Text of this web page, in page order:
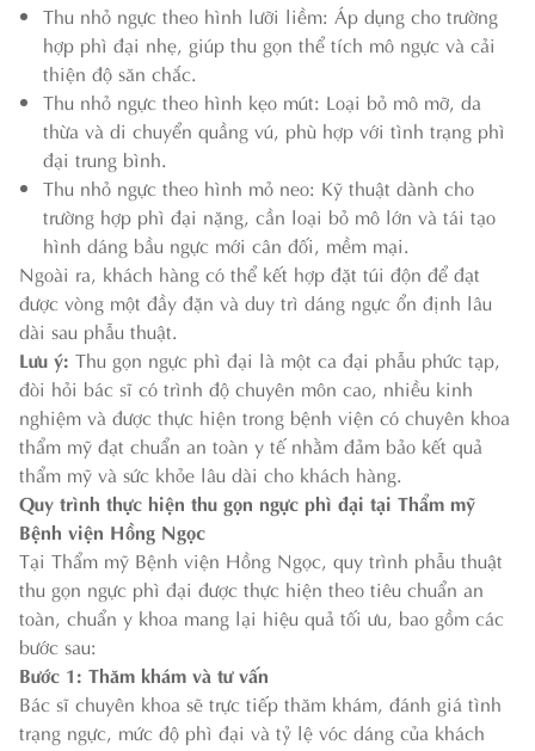
Thu nhỏ ngực theo hình lưỡi liềm: Áp dụng cho trường
hợp phì đại nhẹ, giúp thu gọn thể tích mô ngực và cải
thiện độ săn chắc.
Thu nhỏ ngực theo hình kẹo mút: Loại bỏ mô mỡ, da
thừa và di chuyển quầng vú, phù hợp với tình trạng phì
đại trung bình.
Thu nhỏ ngực theo hình mỏ neo: Kỹ thuật dành cho
trường hợp phì đại nặng, cần loại bỏ mô lớn và tái tạo
hình dáng bầu ngực mới cân đối, mềm mại.
Ngoài ra, khách hàng có thể kết hợp đặt túi độn để đạt
được vòng một đầy đặn và duy trì dáng ngực ổn định lâu
dài sau phẫu thuật.
Lưu ý: Thu gọn ngực phì đại là một ca đại phẫu phức tạp,
đòi hỏi bác sĩ có trình độ chuyên môn cao, nhiều kinh
nghiệm và được thực hiện trong bệnh viện có chuyên khoa
thẩm mỹ đạt chuẩn an toàn y tế nhằm đảm bảo kết quả
thẩm mỹ và sức khỏe lâu dài cho khách hàng.
Quy trình thực hiện thu gọn ngực phì đại tại Thẩm mỹ
Bệnh viện Hồng Ngọc
Tại Thẩm mỹ Bệnh viện Hồng Ngọc, quy trình phẫu thuật
thu gọn ngực phì đại được thực hiện theo tiêu chuẩn an
toàn, chuẩn y khoa mang lại hiệu quả tối ưu, bao gồm các
bước sau:
Bước 1: Thăm khám và tư vấn
Bác sĩ chuyên khoa sẽ trực tiếp thăm khám, đánh giá tình
trạng ngực, mức độ phì đại và tỷ lệ vóc dáng của khách